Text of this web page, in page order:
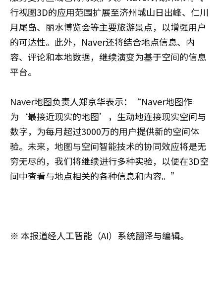
行视图3D的应用范围扩展至济州城山日出峰、仁川
月尾岛、丽水博览会等主要旅游景点，以增强用户
的可达性。此外，Naver还将结合地点信息、内
容、评论和本地数据，继续演变为基于空间的信息
平台。
Naver地图负责人郑京华表示：“Naver地图作
为‘最接近现实的地图’，生动地连接现实空间与
数字，为每月超过3000万的用户提供新的空间体
验。未来，地图与空间智能技术的协同效应将是无
穷无尽的，我们将继续进行多种实验，以便在3D空
间中查看与地点相关的各种信息和内容。”
※ 本报道经人工智能（AI）系统翻译与编辑。